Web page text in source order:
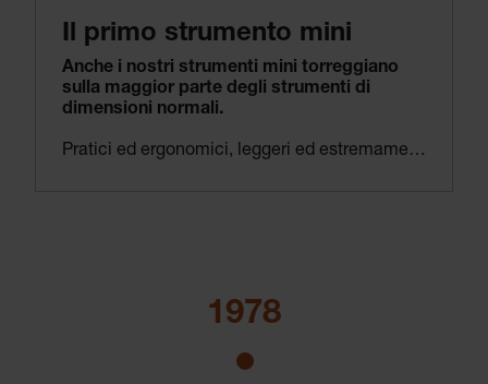
Il primo strumento mini
Anche i nostri strumenti mini torreggiano
sulla maggior parte degli strumenti di
dimensioni normali.
Pratici ed ergonomici, leggeri ed estremamente potenti: sono queste le caratteristiche dei nostri strumenti mini. Anche gli strumenti HEINE di piccole dimensioni offrono una vera genialità universale – ma probabilmente non vi sareste aspettati niente di diverso!
1978